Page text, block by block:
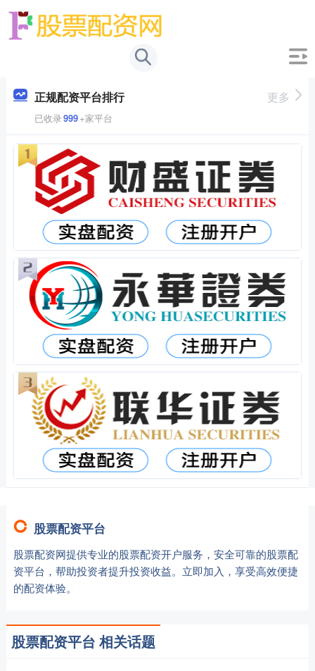
正规配资平台排行
已收录999+家平台
更多
股票配资平台
股票配资网提供专业的股票配资开户服务，安全可靠的股票配
资平台，帮助投资者提升投资收益。立即加入，享受高效便捷
的配资体验。
股票配资平台 相关话题